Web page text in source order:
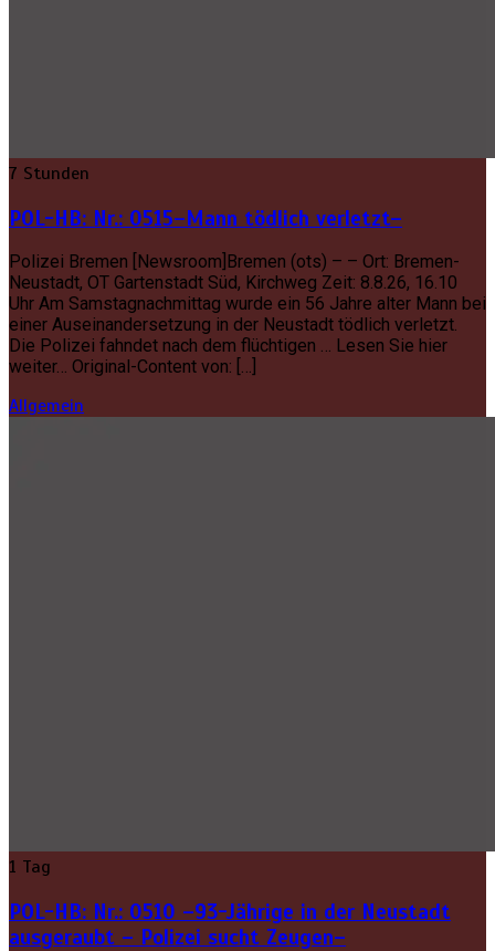
7 Stunden
POL-HB: Nr.: 0515–Mann tödlich verletzt–
Polizei Bremen [Newsroom]Bremen (ots) – – Ort: Bremen-
Neustadt, OT Gartenstadt Süd, Kirchweg Zeit: 8.8.26, 16.10
Uhr Am Samstagnachmittag wurde ein 56 Jahre alter Mann bei
einer Auseinandersetzung in der Neustadt tödlich verletzt.
Die Polizei fahndet nach dem flüchtigen … Lesen Sie hier
weiter… Original-Content von: […]
Allgemein
1 Tag
POL-HB: Nr.: 0510 –93-Jährige in der Neustadt
ausgeraubt – Polizei sucht Zeugen–